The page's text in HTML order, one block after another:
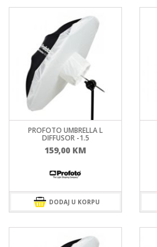
PROFOTO UMBRELLA L
DIFFUSOR -1.5
159,00 KM
DODAJ U KORPU